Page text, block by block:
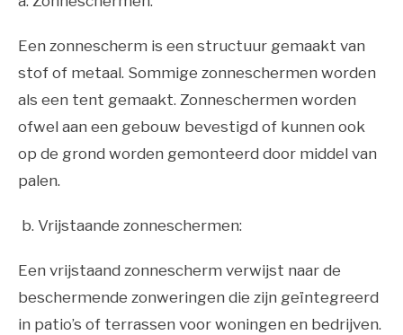
Een zonnescherm is een structuur gemaakt van
stof of metaal. Sommige zonneschermen worden
als een tent gemaakt. Zonneschermen worden
ofwel aan een gebouw bevestigd of kunnen ook
op de grond worden gemonteerd door middel van
palen.
b. Vrijstaande zonneschermen:
Een vrijstaand zonnescherm verwijst naar de
beschermende zonweringen die zijn geïntegreerd
in patio’s of terrassen voor woningen en bedrijven.